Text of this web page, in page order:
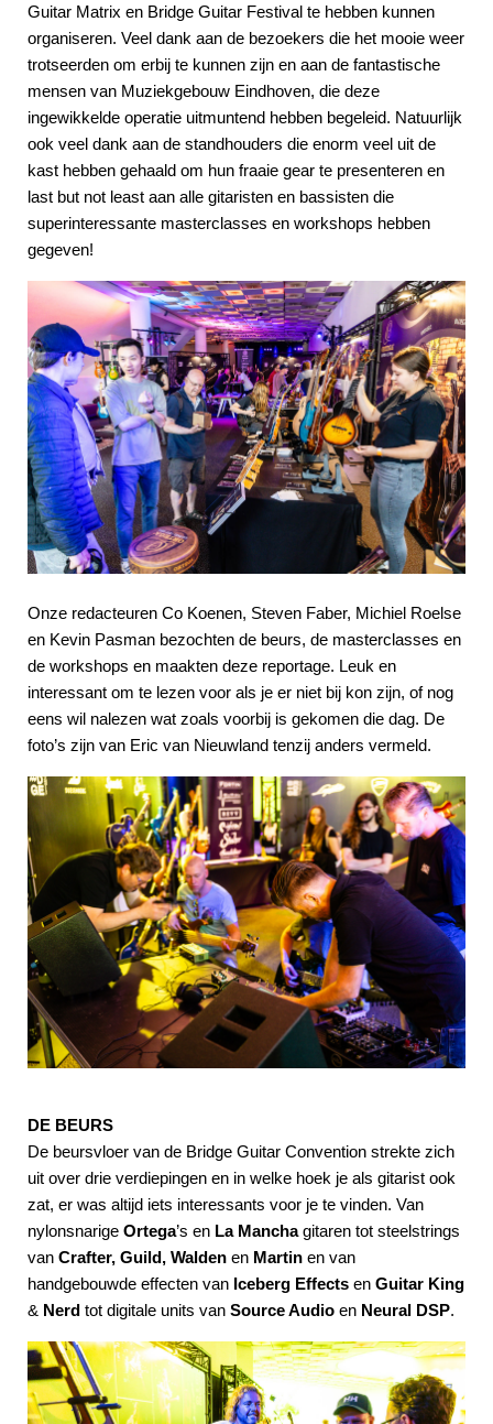
Guitar Matrix en Bridge Guitar Festival te hebben kunnen
organiseren. Veel dank aan de bezoekers die het mooie weer
trotseerden om erbij te kunnen zijn en aan de fantastische
mensen van Muziekgebouw Eindhoven, die deze
ingewikkelde operatie uitmuntend hebben begeleid. Natuurlijk
ook veel dank aan de standhouders die enorm veel uit de
kast hebben gehaald om hun fraaie gear te presenteren en
last but not least aan alle gitaristen en bassisten die
superinteressante masterclasses en workshops hebben
gegeven!
Onze redacteuren Co Koenen, Steven Faber, Michiel Roelse
en Kevin Pasman bezochten de beurs, de masterclasses en
de workshops en maakten deze reportage. Leuk en
interessant om te lezen voor als je er niet bij kon zijn, of nog
eens wil nalezen wat zoals voorbij is gekomen die dag. De
foto’s zijn van Eric van Nieuwland tenzij anders vermeld.
DE BEURS
De beursvloer van de Bridge Guitar Convention strekte zich
uit over drie verdiepingen en in welke hoek je als gitarist ook
zat, er was altijd iets interessants voor je te vinden. Van
nylonsnarige Ortega’s en La Manchagitaren tot steelstrings
van Crafter, Guild, Walden en Martin en van
handgebouwde effecten van Iceberg Effects en Guitar King
& Nerd tot digitale units van Source Audio en Neural DSP.